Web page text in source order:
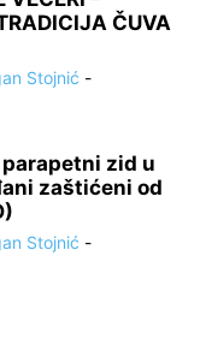
ČUVA
Stojnić -
zid u
zaštićeni od
Stojnić -